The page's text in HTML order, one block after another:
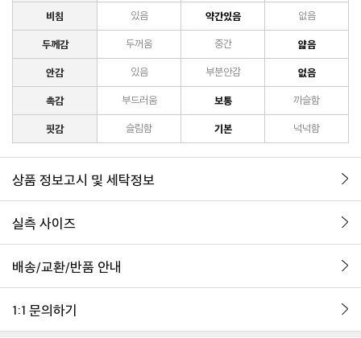
비침 있음 약간있음 없음
두께감 두꺼움 중간 얇음
안감 있음 부분안감 없음
촉감 부드러움 보통 까슬함
핏감 슬림함 기본 넉넉함
상품 정보고시 및 세탁정보
실측 사이즈
배송/교환/반품 안내
1:1 문의하기